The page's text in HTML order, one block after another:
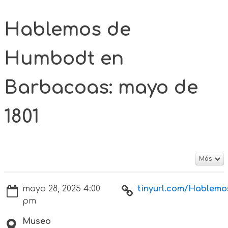
Hablemos de
Humbodt en
Barbacoas: mayo de
1801
Más
mayo 28, 2025 4:00
pm
Museo
tinyurl.com/